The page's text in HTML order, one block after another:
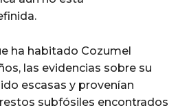
ha habitado Cozumel
las evidencias sobre su
escasas y provenían
subfósiles encontrados